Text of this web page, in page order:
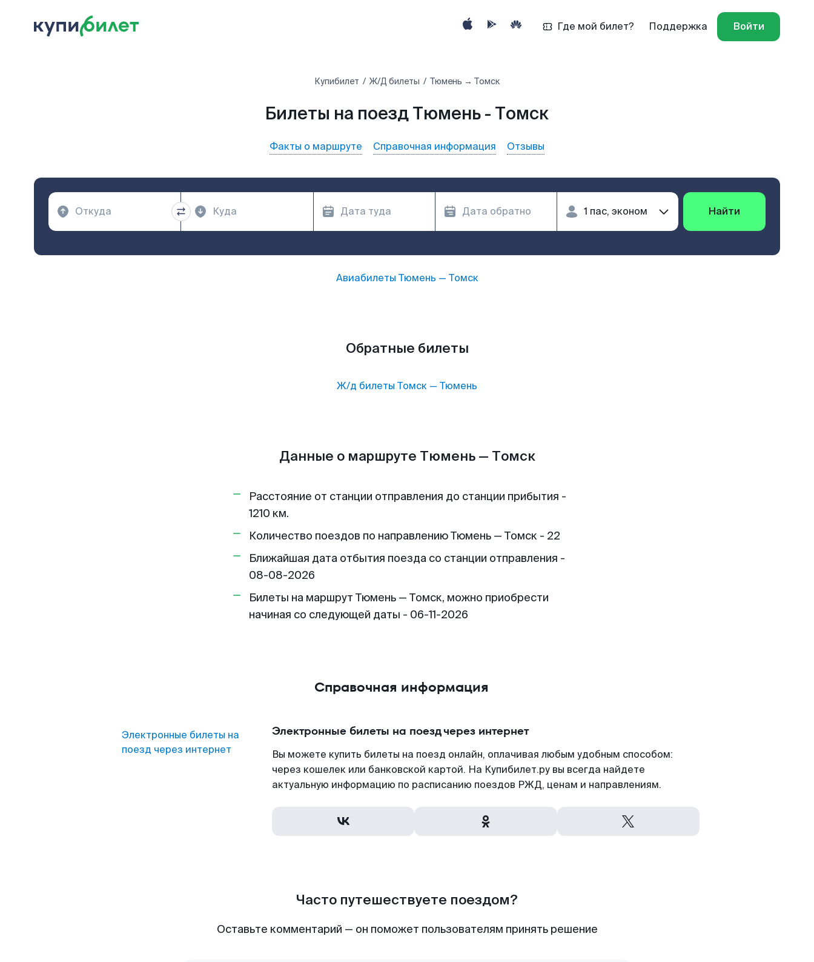
Где мой билет? Поддержка Войти
Купибилет Ж/Д билеты Тюмень → Томск
Билеты на поезд Тюмень - Томск
Факты о маршруте Справочная информация Отзывы
Найти
Авиабилеты Тюмень — Томск
Обратные билеты
Ж/д билеты Томск — Тюмень
Данные о маршруте Тюмень — Томск
Расстояние от станции отправления до станции прибытия -
1210 км.
Количество поездов по направлению Тюмень — Томск - 22
Ближайшая дата отбытия поезда со станции отправления -
08-08-2026
Билеты на маршрут Тюмень — Томск, можно приобрести
начиная со следующей даты - 06-11-2026
Справочная информация
Электронные билеты на
поезд через интернет
Электронные билеты на поезд через интернет
Вы можете купить билеты на поезд онлайн, оплачивая любым удобным способом:
через кошелек или банковской картой. На Купибилет.ру вы всегда найдете
актуальную информацию по расписанию поездов РЖД, ценам и направлениям.
Часто путешествуете поездом?
Оставьте комментарий — он поможет пользователям принять решение